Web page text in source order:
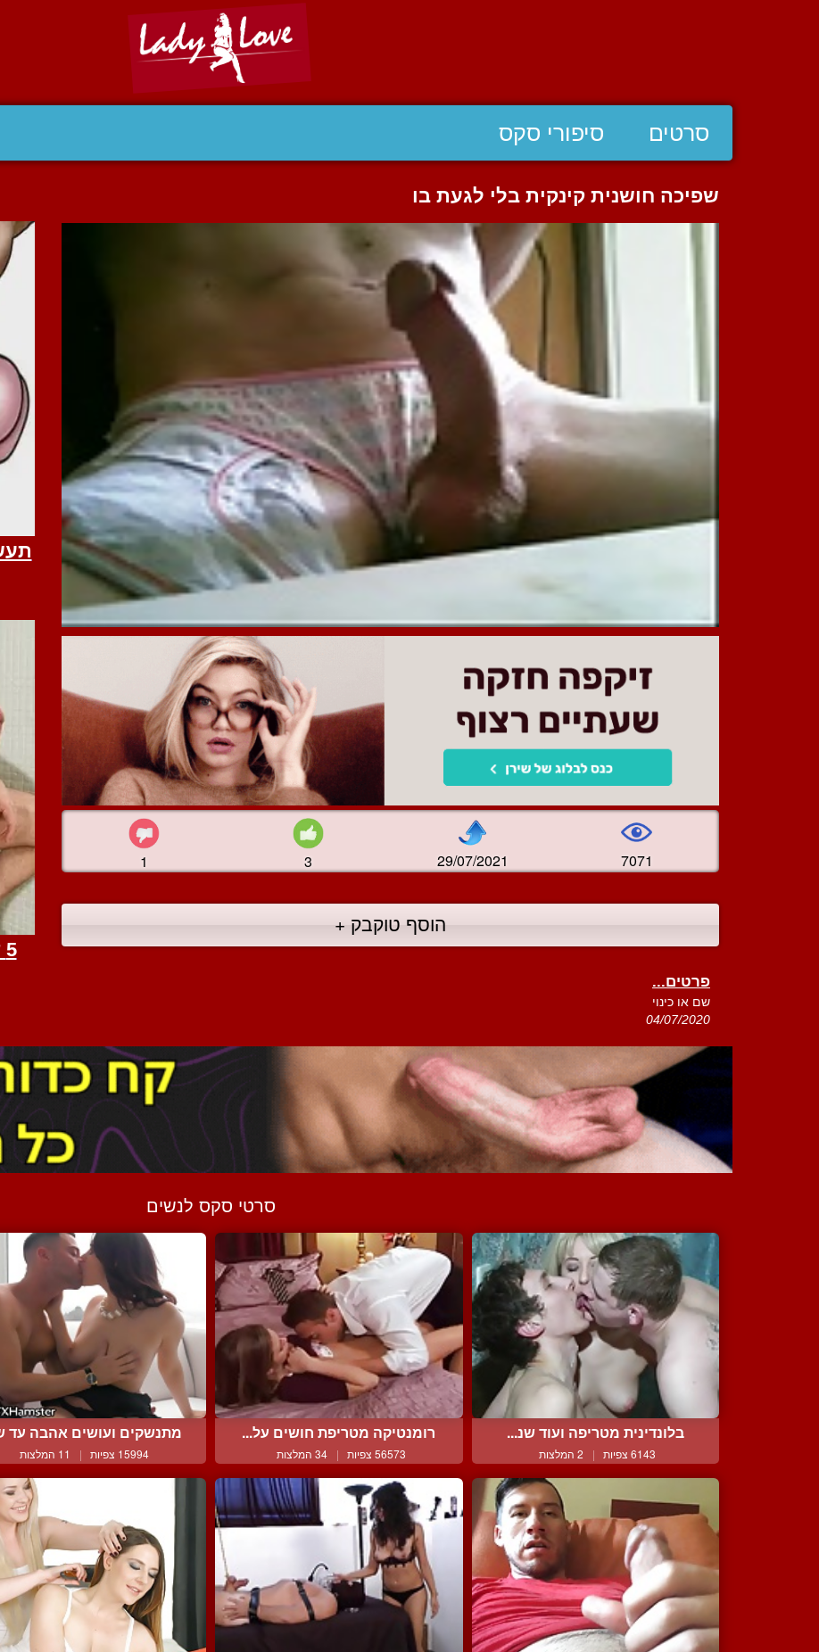
סרטים סיפורי סקס
שפיכה חושנית קינקית בלי לגעת בו
1 3 29/07/2021 7071
הוסף טוקבק +
פרטים...
שם או כינוי
04/07/2020
סרטי סקס לנשים
בלונדינית מטריפה ועוד שנ...
6143 צפיות | 2 המלצות
רומנטיקה מטריפת חושים על...
56573 צפיות | 34 המלצות
מתנשקים ועושים אהבה עד
15994 צפיות | 11 המלצות